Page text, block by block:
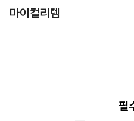
마이컬리템
필